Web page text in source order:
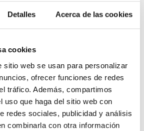
Detalles Acerca de las cookies
cookies
sitio web se usan para personalizar
ofrecer funciones de redes
tráfico. Además, compartimos
uso que haga del sitio web con
redes sociales, publicidad y análisis
combinarla con otra información